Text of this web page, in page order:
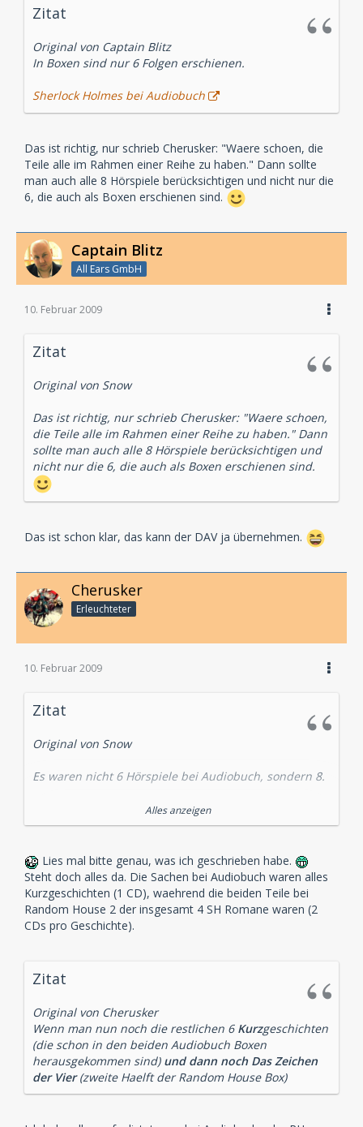
Zitat
Original von Captain Blitz
In Boxen sind nur 6 Folgen erschienen.
Sherlock Holmes bei Audiobuch
Das ist richtig, nur schrieb Cherusker: "Waere schoen, die
Teile alle im Rahmen einer Reihe zu haben." Dann sollte
man auch alle 8 Hörspiele berücksichtigen und nicht nur die
6, die auch als Boxen erschienen sind.
Captain Blitz
All Ears GmbH
10. Februar 2009
Zitat
Original von Snow
Das ist richtig, nur schrieb Cherusker: "Waere schoen,
die Teile alle im Rahmen einer Reihe zu haben." Dann
sollte man auch alle 8 Hörspiele berücksichtigen und
nicht nur die 6, die auch als Boxen erschienen sind.
Das ist schon klar, das kann der DAV ja übernehmen.
Cherusker
Erleuchteter
10. Februar 2009
Zitat
Original von Snow
Es waren nicht 6 Hörspiele bei Audiobuch, sondern 8.
Der adlige Junggeselle
Die einsame Radfahrerin
Der schwarze Peter
Abbey Grange
Der zweite Fleck
Wisteria Lodge
Der Teufelsfuß
Alles anzeigen
Lies mal bitte genau, was ich geschrieben habe.
Steht doch alles da. Die Sachen bei Audiobuch waren alles
Kurzgeschichten (1 CD), waehrend die beiden Teile bei
Random House 2 der insgesamt 4 SH Romane waren (2
CDs pro Geschichte).
Zitat
Original von Cherusker
Wenn man nun noch die restlichen 6 Kurzgeschichten
(die schon in den beiden Audiobuch Boxen
herausgekommen sind) und dann noch Das Zeichen
der Vier(zweite Haelft der Random House Box)